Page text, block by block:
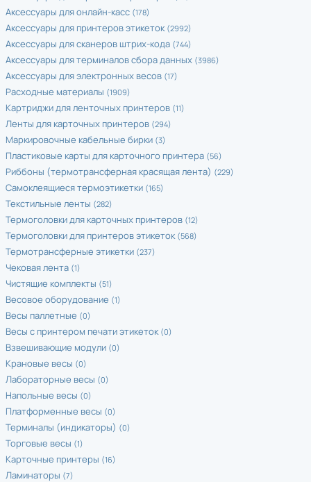
Аксессуары для онлайн-касс (178)
Аксессуары для принтеров этикеток (2992)
Аксессуары для сканеров штрих-кода (744)
Аксессуары для терминалов сбора данных (3986)
Аксессуары для электронных весов (17)
Расходные материалы (1909)
Картриджи для ленточных принтеров (11)
Ленты для карточных принтеров (294)
Маркировочные кабельные бирки (3)
Пластиковые карты для карточного принтера (56)
Риббоны (термотрансферная красящая лента) (229)
Самоклеящиеся термоэтикетки (165)
Текстильные ленты (282)
Термоголовки для карточных принтеров (12)
Термоголовки для принтеров этикеток (568)
Термотрансферные этикетки (237)
Чековая лента (1)
Чистящие комплекты (51)
Весовое оборудование (1)
Весы паллетные (0)
Весы с принтером печати этикеток (0)
Взвешивающие модули (0)
Крановые весы (0)
Лабораторные весы (0)
Напольные весы (0)
Платформенные весы (0)
Терминалы (индикаторы) (0)
Торговые весы (1)
Карточные принтеры (16)
Ламинаторы (7)